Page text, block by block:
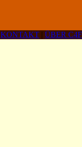
KONTAKT | ÜBER C4F